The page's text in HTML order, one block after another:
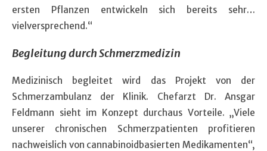
ersten Pflanzen entwickeln sich bereits sehr…
vielversprechend.“
Begleitung durch Schmerzmedizin
Medizinisch begleitet wird das Projekt von der
Schmerzambulanz der Klinik. Chefarzt Dr. Ansgar
Feldmann sieht im Konzept durchaus Vorteile. „Viele
unserer chronischen Schmerzpatienten profitieren
nachweislich von cannabinoidbasierten Medikamenten“,